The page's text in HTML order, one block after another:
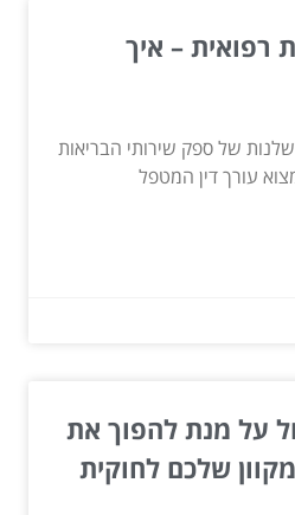
רפואית – איך
של ספק שירותי הבריאות
עורך דין המטפל
על מנת להפוך את
שלכם לחוקית